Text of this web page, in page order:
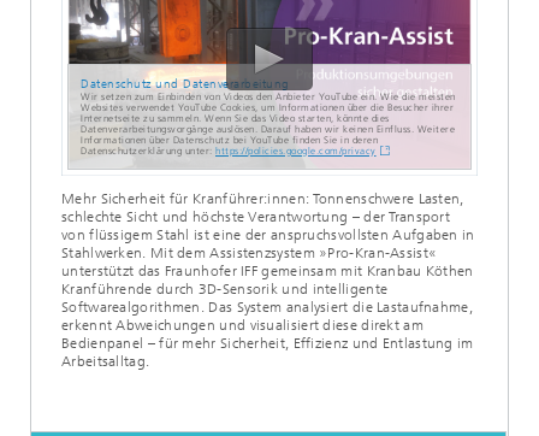
Datenschutz und Datenverarbeitung
Wir setzen zum Einbinden von Videos den Anbieter YouTube ein. Wie die meisten
Websites verwendet YouTube Cookies, um Informationen über die Besucher ihrer
Internetseite zu sammeln. Wenn Sie das Video starten, könnte dies
Datenverarbeitungsvorgänge auslösen. Darauf haben wir keinen Einfluss. Weitere
Informationen über Datenschutz bei YouTube finden Sie in deren
Datenschutzerklärung unter: https://policies.google.com/privacy
Mehr Sicherheit für Kranführer:innen: Tonnenschwere Lasten,
schlechte Sicht und höchste Verantwortung – der Transport
von flüssigem Stahl ist eine der anspruchsvollsten Aufgaben in
Stahlwerken. Mit dem Assistenzsystem »Pro-Kran-Assist«
unterstützt das Fraunhofer IFF gemeinsam mit Kranbau Köthen
Kranführende durch 3D-Sensorik und intelligente
Softwarealgorithmen. Das System analysiert die Lastaufnahme,
erkennt Abweichungen und visualisiert diese direkt am
Bedienpanel – für mehr Sicherheit, Effizienz und Entlastung im
Arbeitsalltag.